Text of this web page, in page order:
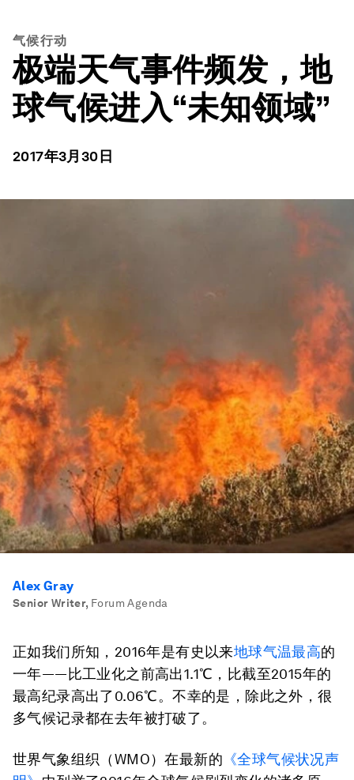
气候行动
极端天气事件频发，地
球气候进入“未知领域”
2017年3月30日
Alex Gray
Senior Writer, Forum Agenda
正如我们所知，2016年是有史以来地球气温最高的
一年——比工业化之前高出1.1℃，比截至2015年的
最高纪录高出了0.06℃。不幸的是，除此之外，很
多气候记录都在去年被打破了。
世界气象组织（WMO）在最新的 《全球气候状况声